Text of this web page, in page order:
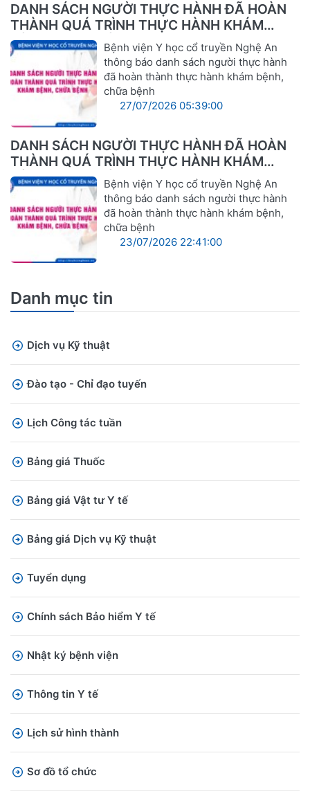
DANH SÁCH NGƯỜI THỰC HÀNH ĐÃ HOÀN
THÀNH QUÁ TRÌNH THỰC HÀNH KHÁM
BỆNH, CHỮA BỆNHBệnh viện Y học cổ truyền Nghệ An
thông báo danh sách người thực hành
đã hoàn thành thực hành khám bệnh,
chữa bệnh
27/07/2026 05:39:00
DANH SÁCH NGƯỜI THỰC HÀNH ĐÃ HOÀN
THÀNH QUÁ TRÌNH THỰC HÀNH KHÁM
BỆNH, CHỮA BỆNHBệnh viện Y học cổ truyền Nghệ An
thông báo danh sách người thực hành
đã hoàn thành thực hành khám bệnh,
chữa bệnh
23/07/2026 22:41:00
Danh mục tin
Dịch vụ Kỹ thuật
Đào tạo - Chỉ đạo tuyến
Lịch Công tác tuần
Bảng giá Thuốc
Bảng giá Vật tư Y tế
Bảng giá Dịch vụ Kỹ thuật
Tuyển dụng
Chính sách Bảo hiểm Y tế
Nhật ký bệnh viện
Thông tin Y tế
Lịch sử hình thành
Sơ đồ tổ chức